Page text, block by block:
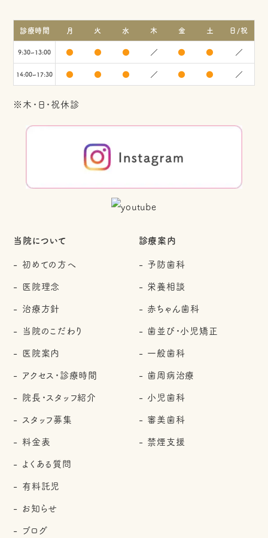
診療時間 月 火 水 木 金 土 日/祝
9:30~13:00 ● ● ● ／ ● ● ／
14:00~17:30 ● ● ● ／ ● ● ／
※木・日・祝休診
当院について
初めての方へ
医院理念
治療方針
当院のこだわり
医院案内
アクセス・診療時間
院長・スタッフ紹介
スタッフ募集
料金表
よくある質問
有料託児
お知らせ
ブログ
診療案内
予防歯科
栄養相談
赤ちゃん歯科
歯並び・小児矯正
一般歯科
歯周病治療
小児歯科
審美歯科
禁煙支援